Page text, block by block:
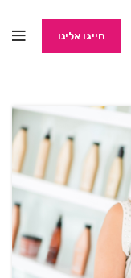
חייגו אלינו